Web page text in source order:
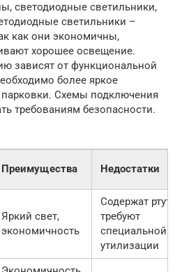
светодиодные светильники,
светильники –
как они экономичны,
хорошее освещение.
зависят от функциональной
более яркое
Схемы подключения
требованиям безопасности.
Преимущества Недостатки
Яркий свет,
экономичность
Содержат ртуть,
требуют
специальной
утилизации